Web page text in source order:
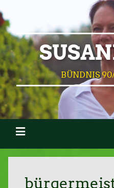
BÜNDNIS